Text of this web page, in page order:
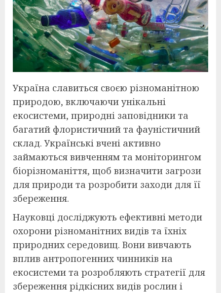
Україна славиться своєю різноманітною
природою, включаючи унікальні
екосистеми, природні заповідники та
багатий флористичний та фауністичний
склад. Українські вчені активно
займаються вивченням та моніторингом
біорізноманіття, щоб визначити загрози
для природи та розробити заходи для її
збереження.
Науковці досліджують ефективні методи
охорони різноманітних видів та їхніх
природних середовищ. Вони вивчають
вплив антропогенних чинників на
екосистеми та розробляють стратегії для
збереження рідкісних видів рослин і